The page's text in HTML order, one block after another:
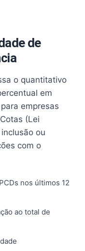
de
o quantitativo
em
empresas
(Lei
ou
com o
nos últimos 12
ao total de